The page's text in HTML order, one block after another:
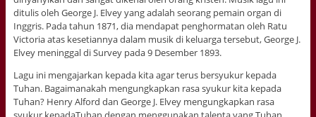
ditulis oleh George J. Elvey yang adalah seorang pemain organ di
Inggris. Pada tahun 1871, dia mendapat penghormatan oleh Ratu
Victoria atas kesetiannya dalam musik di keluarga tersebut, George J.
Elvey meninggal di Survey pada 9 Desember 1893.
Lagu ini mengajarkan kepada kita agar terus bersyukur kepada
Tuhan. Bagaimanakah mengungkapkan rasa syukur kita kepada
Tuhan? Henry Alford dan George J. Elvey mengungkapkan rasa